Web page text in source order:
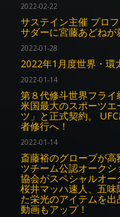
2022-02-22
サステイン主催 プロ
サダーに宮藤あどねが
2022-01-28
2022年1月度世界・環
2022-01-14
第８代修斗世界フラ
米国最大のスポーツ
ツ」と正式契約。
者修行へ！
2022-01-14
斎藤裕のグローブが
ツチーム公認オーク
協会がスペシャルオ
桜井マッハ速人、五
た栄光のアイテムを
動画もアップ！